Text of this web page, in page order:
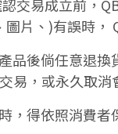
交易成立前，
片、)有誤時，
品後倘任意退
易，或永久取消
，得依照消費